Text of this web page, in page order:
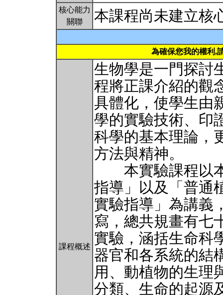
核心能力
關聯
本課程尚未建立核
為確保您我的權利,
課程概述
生物學是一門探討
程將正課介紹的觀
具體化，使學生由
學的實驗技術、印
科學的基本理論，
方法與精神。
本實驗課程以本
指導」以及「普通
實驗指導」為講義
寫，總共規畫有七
實驗，涵括生命科
器官和各系統的結
用、動植物的生理
分類、生命的起源